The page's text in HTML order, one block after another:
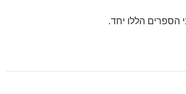
הספרים הללו יחד.